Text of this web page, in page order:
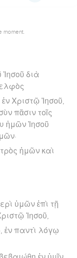
διὰ
Χριστῷ Ἰησοῦ,
πᾶσιν τοῖς
ἡμῶν Ἰησοῦ
ἡμῶν καὶ
ὑμῶν ἐπὶ τῇ
Ἰησοῦ,
ἐν παντὶ λόγῳ